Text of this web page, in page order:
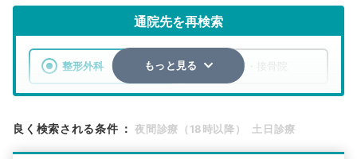
通院先を再検索
整形外科 整骨院・接骨院
検索する
もっと見る
良く検索される条件 ： 夜間診療（18時以降） 土日診療